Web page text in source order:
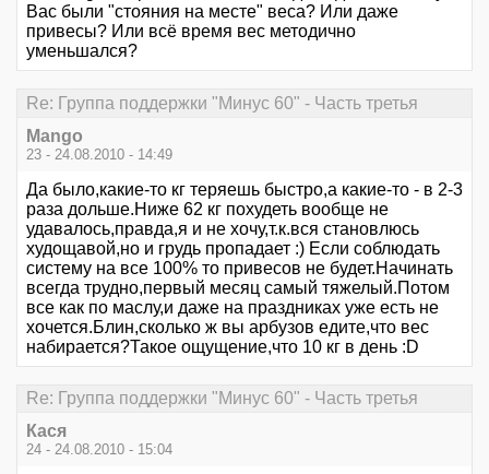
Вас были "стояния на месте" веса? Или даже
привесы? Или всё время вес методично
уменьшался?
Re: Группа поддержки "Минус 60" - Часть третья
Mango
23 - 24.08.2010 - 14:49
Да было,какие-то кг теряешь быстро,а какие-то - в 2-3
раза дольше.Ниже 62 кг похудеть вообще не
удавалось,правда,я и не хочу,т.к.вся становлюсь
худощавой,но и грудь пропадает :) Если соблюдать
систему на все 100% то привесов не будет.Начинать
всегда трудно,первый месяц самый тяжелый.Потом
все как по маслу,и даже на праздниках уже есть не
хочется.Блин,сколько ж вы арбузов едите,что вес
набирается?Такое ощущение,что 10 кг в день :D
Re: Группа поддержки "Минус 60" - Часть третья
Кася
24 - 24.08.2010 - 15:04